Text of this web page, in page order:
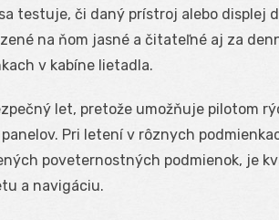
testuje, či daný prístroj alebo displej
na ňom jasné a čitateľné aj za
v kabíne lietadla.
let, pretože umožňuje pilotom
Pri letení v rôznych
poveternostných podmienok, je
a navigáciu.